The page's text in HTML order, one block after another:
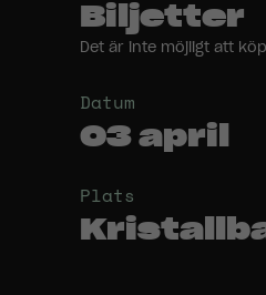
Biljetter
Det är inte möjligt att
Datum
03 april
Plats